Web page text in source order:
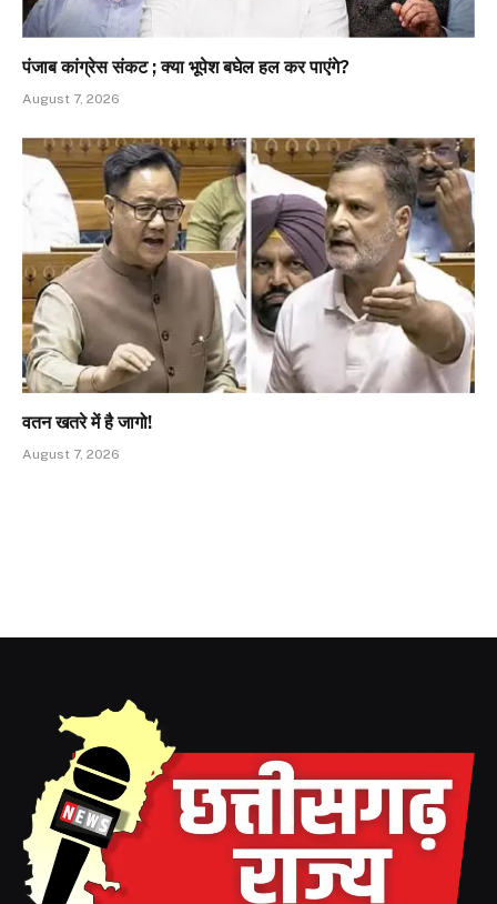
पंजाब कांग्रेस संकट ; क्या भूपेश बघेल हल कर पाएंगे?
August 7, 2026
वतन खतरे में है जागो!
August 7, 2026